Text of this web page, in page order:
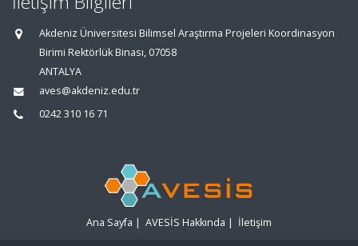
Akdeniz Üniversitesi Bilimsel Araştırma Projeleri Koordinasyon
Birimi Rektörlük Binası, 07058
ANTALYA
aves@akdeniz.edu.tr
0242 310 16 71
Ana Sayfa | AVESİS Hakkında | İletişim